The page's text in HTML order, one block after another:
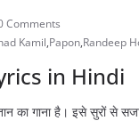
Comments
Kamil,Papon,Randeep
in Hindi
का गाना है। इसे सुरों से